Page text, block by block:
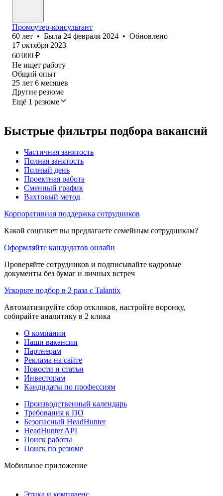
Промоутер-консультант
60 лет • Была 24 февраля 2024 • Обновлено
17 октября 2023
60 000 ₽
Не ищет работу
Общий опыт
25 лет 6 месяцев
Другие резюме
Ещё 1 резюме
Быстрые фильтры подбора вакансий
Частичная занятость
Полная занятость
Полный день
Проектная работа
Сменный график
Вахтовый метод
Корпоративная поддержка сотрудников
Какой соцпакет вы предлагаете семейным сотрудникам?
Оформляйте кандидатов онлайн
Проверяйте сотрудников и подписывайте кадровые
документы без бумаг и личных встреч
Ускорьте подбор в 2 раза с Talantix
Автоматизируйте сбор откликов, настройте воронку,
собирайте аналитику в 2 клика
О компании
Наши вакансии
Партнерам
Реклама на сайте
Новости и статьи
Инвесторам
Кандидаты по профессиям
Производственный календарь
Требования к ПО
Безопасный HeadHunter
HeadHunter API
Поиск работы
Поиск по резюме
Мобильное приложение
Этика и комплаенс